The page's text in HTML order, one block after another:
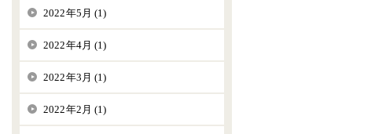
2022年5月 (1)
2022年4月 (1)
2022年3月 (1)
2022年2月 (1)